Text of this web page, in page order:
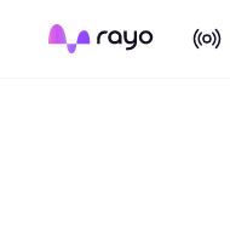
On Air